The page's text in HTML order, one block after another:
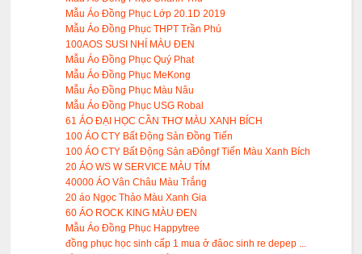
Mẫu Áo Đồng Phục Lớp 20.1D 2019
Mẫu Áo Đồng Phục THPT Trần Phú
100AOS SUSI NHÍ MÀU ĐEN
Mẫu Áo Đồng Phục Quý Phat
Mẫu Áo Đồng Phục MeKong
Mẫu Áo Đồng Phục Màu Nâu
Mẫu Áo Đồng Phục USG Robal
61 ÁO ĐẠI HỌC CẦN THƠ MÀU XANH BÍCH
100 ÁO CTY Bất Động Sản Đồng Tiến
100 ÁO CTY Bất Động Sản aĐôngf Tiến Màu Xanh Bích
20 ÁO WS W SERVICE MÀU TÍM
40000 ÁO Vân Châu Màu Trắng
20 áo Ngọc Thảo Màu Xanh Gia
60 ÁO ROCK KING MÀU ĐEN
Mẫu Áo Đồng Phục Happytree
đồng phục học sinh cấp 1 mua ở đâoc sinh re depep ...